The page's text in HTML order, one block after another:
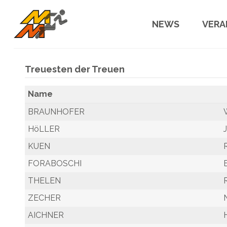
NEWS
Half Marathon
01.05.2022
Treuesten der Treuen
Name
BRAUNHOFER
HöLLER
KUEN
FORABOSCHI
THELEN
ZECHER
AICHNER